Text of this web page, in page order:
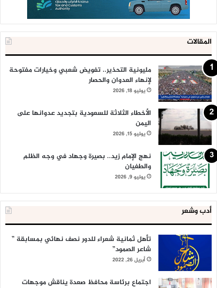
المقالات
مليونية التحذير.. تفويض شعبي وخيارات مفتوحة
لإنهاء العدوان والحصار
يوليو 18, 2026
الأخطاء الثلاثة للسعودية بتجديد عدوانها على
اليمن
يوليو 15, 2026
نهج الإمام زيد.. بصيرة وجهاد في وجه الظلم
والطغيان
يوليو 9, 2026
أدب وشعر
تأهل ثمانية شعراء للدور نصف نهائي بمسابقة ”
شاعر الصمود”
أبريل 26, 2022
اجتماع برئاسة محافظ صعدة يناقش موجهات